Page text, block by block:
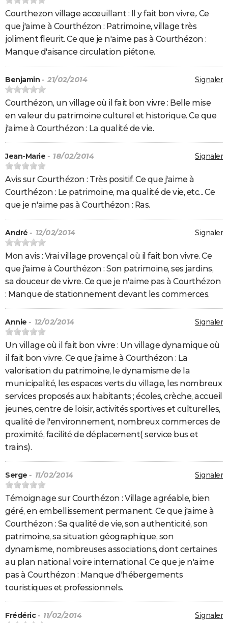
Courthezon village acceuillant : Il y fait bon vivre,. Ce
que j'aime à Courthézon : Patrimoine, village très
joliment fleurit. Ce que je n'aime pas à Courthézon :
Manque d'aisance circulation piétone.
Signaler
Benjamin - 21/02/2014
Courthézon, un village où il fait bon vivre : Belle mise
en valeur du patrimoine culturel et historique. Ce que
j'aime à Courthézon : La qualité de vie.
Signaler
Jean-Marie - 18/02/2014
Avis sur Courthézon : Très positif. Ce que j'aime à
Courthézon : Le patrimoine, ma qualité de vie, etc... Ce
que je n'aime pas à Courthézon : Ras.
Signaler
André - 12/02/2014
Mon avis : Vrai village provençal où il fait bon vivre. Ce
que j'aime à Courthézon : Son patrimoine, ses jardins,
sa douceur de vivre. Ce que je n'aime pas à Courthézon
: Manque de stationnement devant les commerces.
Signaler
Annie - 12/02/2014
Un village où il fait bon vivre : Un village dynamique où
il fait bon vivre. Ce que j'aime à Courthézon : La
valorisation du patrimoine, le dynamisme de la
municipalité, les espaces verts du village, les nombreux
services proposés aux habitants ; écoles, crèche, accueil
jeunes, centre de loisir, activités sportives et culturelles,
qualité de l'environnement, nombreux commerces de
proximité, facilité de déplacement( service bus et
trains).
Signaler
Serge - 11/02/2014
Témoignage sur Courthézon : Village agréable, bien
géré, en embellissement permanent. Ce que j'aime à
Courthézon : Sa qualité de vie, son authenticité, son
patrimoine, sa situation géographique, son
dynamisme, nombreuses associations, dont certaines
au plan national voire international. Ce que je n'aime
pas à Courthézon : Manque d'hébergements
touristiques et professionnels.
Signaler
Frédéric- 11/02/2014